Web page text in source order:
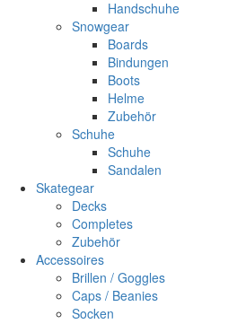
Handschuhe
Snowgear
Boards
Bindungen
Boots
Helme
Zubehör
Schuhe
Schuhe
Sandalen
Skategear
Decks
Completes
Zubehör
Accessoires
Brillen / Goggles
Caps / Beanies
Socken